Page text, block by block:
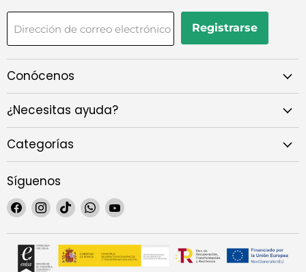
Dirección de correo electrónico Registrarse
Conócenos
¿Necesitas ayuda?
Categorías
Síguenos
Encuéntrenos
en
Facebook
Encuéntrenos
en
Instagram
Encuéntrenos
en
TikTok
Encuéntrenos
en
WhatsApp
Encuéntrenos
YouTube